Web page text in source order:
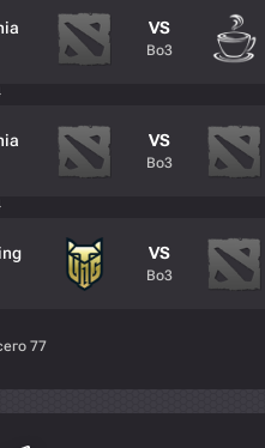
VS
Bo3
VS
Bo3
VS
Bo3
77